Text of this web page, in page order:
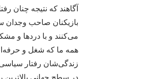
آگاهند که نتیجه چنان
بازیکنان صاحب وجدان
می‌کنند و با دردها و
همه ما که شغل و حرفه‌ای
زندگی‌شان رفتار سیاسی